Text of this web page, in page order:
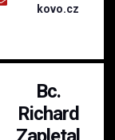
kovo.cz
Bc.
Richard